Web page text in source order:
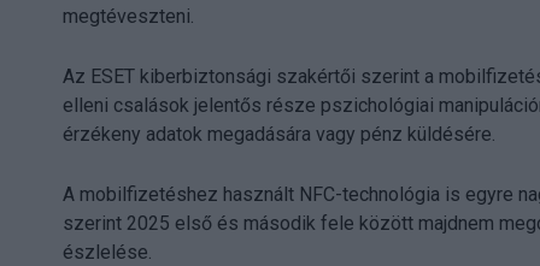
megtéveszteni.
Az ESET kiberbiztonsági szakértői szerint a
elleni csalások jelentős része pszichológiai
érzékeny adatok megadására vagy pénz küldésére.
A mobilfizetéshez használt NFC-technológia is egyre
szerint 2025 első és második fele között majdnem
észlelése.